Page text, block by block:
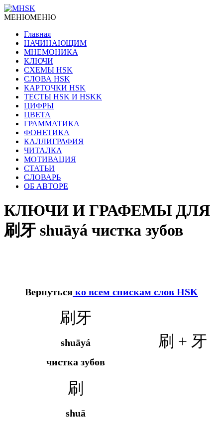
МЕНЮМЕНЮ
Главная
НАЧИНАЮЩИМ
МНЕМОНИКА
КЛЮЧИ
СХЕМЫ HSK
СЛОВА HSK
КАРТОЧКИ HSK
ТЕСТЫ HSK И HSKK
ЦИФРЫ
ЦВЕТА
ГРАММАТИКА
ФОНЕТИКА
КАЛЛИГРАФИЯ
ЧИТАЛКА
МОТИВАЦИЯ
СТАТЬИ
СЛОВАРЬ
ОБ АВТОРЕ
КЛЮЧИ И ГРАФЕМЫ ДЛЯ
刷牙 shuāyá чистка зубов
Вернуться ко всем спискам слов HSK
刷牙
shuāyá
чистка зубов
刷 + 牙
刷
shuā